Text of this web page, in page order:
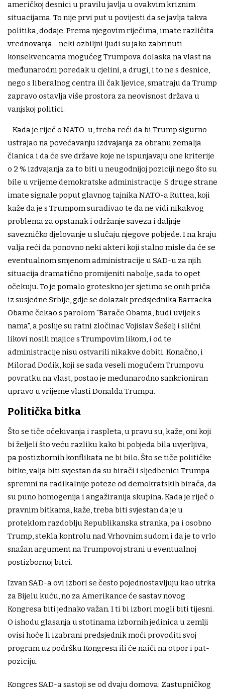
američkoj desnici u pravilu javlja u ovakvim kriznim
situacijama. To nije prvi put u povijesti da se javlja takva
politika, dodaje. Prema njegovim riječima, imate različita
vrednovanja - neki ozbiljni ljudi su jako zabrinuti
konsekvencama mogućeg Trumpova dolaska na vlast na
međunarodni poredak u cjelini, a drugi, i to ne s desnice,
nego s liberalnog centra ili čak ljevice, smatraju da Trump
zapravo ostavlja više prostora za neovisnost država u
vanjskoj politici.
- Kada je riječ o NATO-u, treba reći da bi Trump sigurno
ustrajao na povećavanju izdvajanja za obranu zemalja
članica i da će sve države koje ne ispunjavaju one kriterije
o 2 % izdvajanja za to biti u neugodnijoj poziciji nego što su
bile u vrijeme demokratske administracije. S druge strane
imate signale poput glavnog tajnika NATO-a Ruttea, koji
kaže da je s Trumpom surađivao te da ne vidi nikakvog
problema za opstanak i održanje saveza i daljnje
savezničko djelovanje u slučaju njegove pobjede. I na kraju
valja reći da ponovno neki akteri koji stalno misle da će se
eventualnom smjenom administracije u SAD-u za njih
situacija dramatično promijeniti nabolje, sada to opet
očekuju. To je pomalo groteskno jer sjetimo se onih priča
iz susjedne Srbije, gdje se dolazak predsjednika Barracka
Obame čekao s parolom "Barače Obama, budi uvijek s
nama", a poslije su ratni zločinac Vojislav Šešelj i slični
likovi nosili majice s Trumpovim likom, i od te
administracije nisu ostvarili nikakve dobiti. Konačno, i
Milorad Dodik, koji se sada veseli mogućem Trumpovu
povratku na vlast, postao je međunarodno sankcioniran
upravo u vrijeme vlasti Donalda Trumpa.
Politička bitka
Što se tiče očekivanja i raspleta, u pravu su, kaže, oni koji
bi željeli što veću razliku kako bi pobjeda bila uvjerljiva,
pa postizbornih konflikata ne bi bilo. Što se tiče političke
bitke, valja biti svjestan da su birači i sljedbenici Trumpa
spremni na radikalnije poteze od demokratskih birača, da
su puno homogenija i angažiranija skupina. Kada je riječ o
pravnim bitkama, kaže, treba biti svjestan da je u
proteklom razdoblju Republikanska stranka, pa i osobno
Trump, stekla kontrolu nad Vrhovnim sudom i da je to vrlo
snažan argument na Trumpovoj strani u eventualnoj
postizbornoj bitci.
Izvan SAD-a ovi izbori se često pojednostavljuju kao utrka
za Bijelu kuću, no za Amerikance će sastav novog
Kongresa biti jednako važan. I ti bi izbori mogli biti tijesni.
O ishodu glasanja u stotinama izbornih jedinica u zemlji
ovisi hoće li izabrani predsjednik moći provoditi svoj
program uz podršku Kongresa ili će naići na otpor i pat-
poziciju.
Kongres SAD-a sastoji se od dvaju domova: Zastupničkog